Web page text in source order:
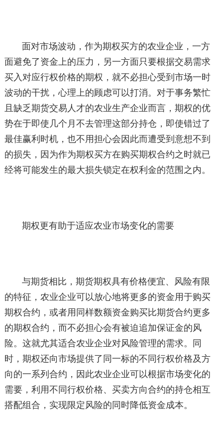
面对市场波动，作为期权买方的农业企业，一方
面避免了资金上的压力，另一方面只要根据交易需求
买入对应行权价格的期权，就不必担心受到市场一时
波动的干扰，心理上的顾虑可以打消。对于事务繁忙
且缺乏期货交易人才的农业生产企业而言，期权的优
势在于即使几个月不去管理这部分持仓，即使错过了
最佳赢利时机，也不用担心会因此而遭受到意想不到
的损失，因为作为期权买方在购买期权合约之时就已
经将可能发生的最大损失锁定在权利金的范围之内。
期权更有助于适应农业市场变化的需要
与期货相比，期货期权具有价格便宜、风险有限
的特征，农业企业可以放心地将更多的资金用于购买
期权合约，或者用同样数额资金购买比期货合约更多
的期权合约，而不必担心会有被迫追加保证金的风
险。这就尤其适合农业企业对风险管理的需求。同
时，期权还向市场提供了同一标的不同行权价格及方
向的一系列合约，因此农业企业可以根据市场变化的
需要，利用不同行权价格、买卖方向合约的持仓相互
搭配组合，实现限定风险的同时降低资金成本。